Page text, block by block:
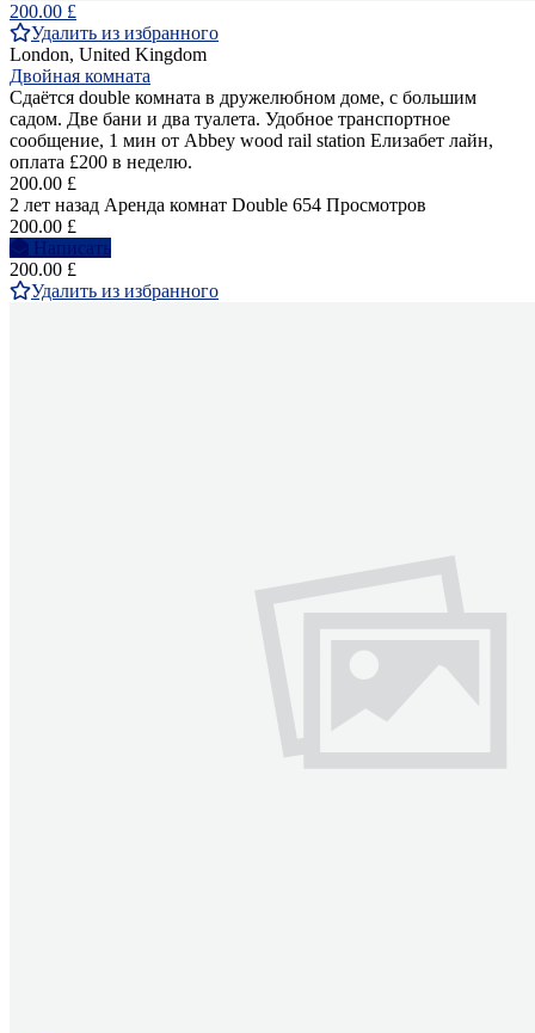
200.00 £
Удалить из избранного
London, United Kingdom
Двойная комната
Сдаётся double комната в дружелюбном доме, с большим
садом. Две бани и два туалета. Удобное транспортное
сообщение, 1 мин от Abbey wood rail station Елизабет лайн,
оплата £200 в неделю.
200.00 £
2 лет назад Аренда комнат Double 654 Просмотров
200.00 £
Написать
200.00 £
Удалить из избранного